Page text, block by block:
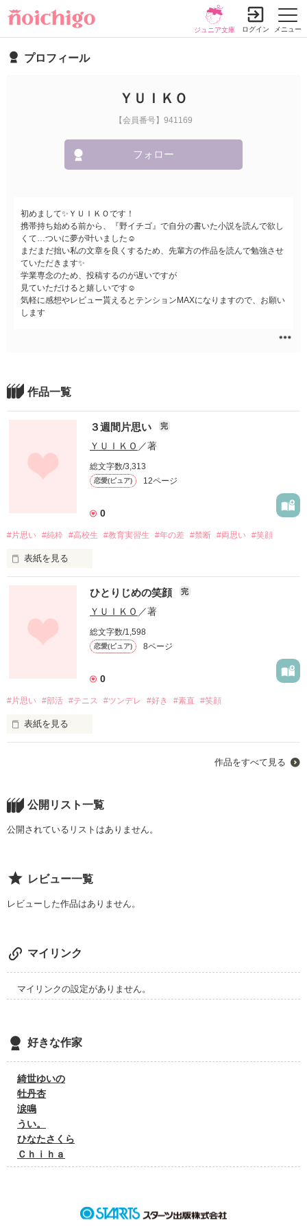
メニュー
ジュニア文庫 ログイン
プロフィール
ＹＵＩＫＯ
【会員番号】941169
フォロー
初めまして✨ＹＵＩＫＯです！
携帯持ち始める前から、『野イチゴ』で自分の書いた小説を読んで欲し
くて…ついに夢が叶いました☺
まだまだ拙い私の文章を良くするため、先輩方の作品を読んで勉強させ
ていただきます✨
学業専念のため、投稿するのが遅いですが
見ていただけると嬉しいです☺
気軽に感想やレビュー貰えるとテンションMAXになりますので、お願い
します
作品一覧
３週間片思い 完
ＹＵＩＫＯ ／著
総文字数/3,313
恋愛(ピュア) 12ページ
0
#片思い #純粋 #高校生 #教育実習生 #年の差 #禁断 #両思い #笑顔
表紙を見る
ひとりじめの笑顔 完
ＹＵＩＫＯ ／著
総文字数/1,598
恋愛(ピュア) 8ページ
0
#片思い #部活 #テニス #ツンデレ #好き #素直 #笑顔
表紙を見る
なんで私はあいつが好きなの？
作品をすべて見る
公開リスト一覧
公開されているリストはありません。
レビュー一覧
レビューした作品はありません。
マイリンク
マイリンクの設定がありません。
好きな作家
綺世ゆいの
牡丹杏
涙鳴
うい。
ひなたさくら
Ｃｈｉｈａ